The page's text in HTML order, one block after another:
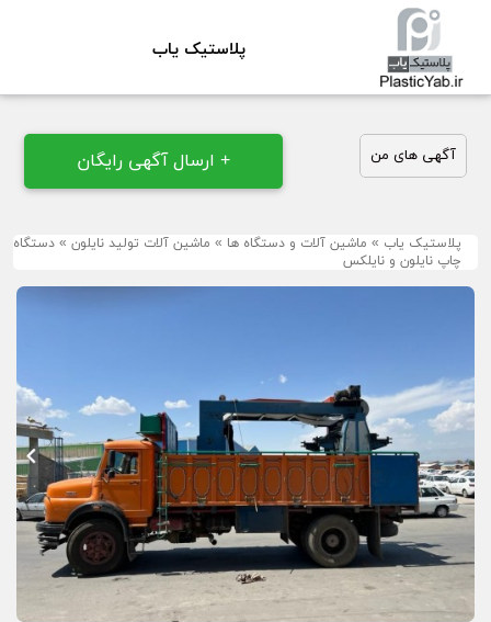
پلاستیک یاب
آگهی های من + ارسال آگهی رایگان
پلاستیک یاب » ماشین آلات و دستگاه ها » ماشین آلات تولید نایلون » دستگاه
چاپ نایلون و نایلکس